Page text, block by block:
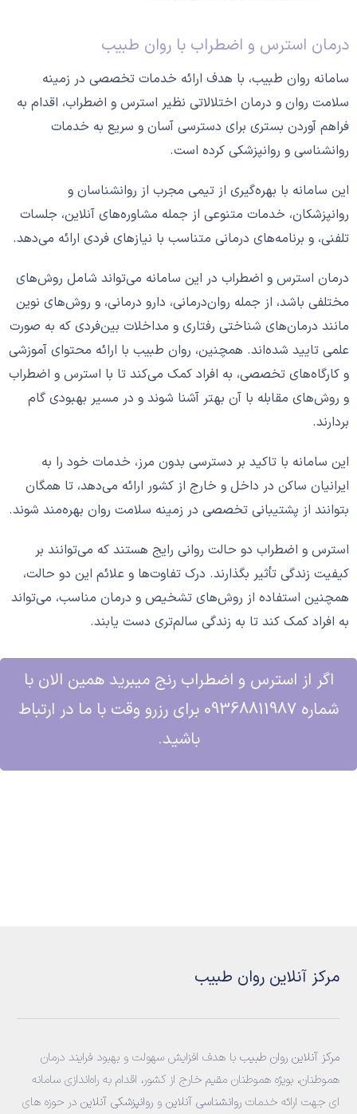
درمان استرس و اضطراب با روان طبیب
سامانه روان طبیب، با هدف ارائه خدمات تخصصی در زمینه
سلامت روان و درمان اختلالاتی نظیر استرس و اضطراب، اقدام به
فراهم آوردن بستری برای دسترسی آسان و سریع به خدمات
روانشناسی و روانپزشکی کرده است.
این سامانه با بهره‌گیری از تیمی مجرب از روانشناسان و
روانپزشکان، خدمات متنوعی از جمله مشاوره‌های آنلاین، جلسات
تلفنی، و برنامه‌های درمانی متناسب با نیازهای فردی ارائه می‌دهد.
درمان استرس و اضطراب در این سامانه می‌تواند شامل روش‌های
مختلفی باشد، از جمله روان‌درمانی، دارو درمانی، و روش‌های نوین
مانند درمان‌های شناختی رفتاری و مداخلات بین‌فردی که به صورت
علمی تایید شده‌اند. همچنین، روان طبیب با ارائه محتوای آموزشی
و کارگاه‌های تخصصی، به افراد کمک می‌کند تا با استرس و اضطراب
و روش‌های مقابله با آن بهتر آشنا شوند و در مسیر بهبودی گام
بردارند.
این سامانه با تاکید بر دسترسی بدون مرز، خدمات خود را به
ایرانیان ساکن در داخل و خارج از کشور ارائه می‌دهد، تا همگان
بتوانند از پشتیبانی تخصصی در زمینه سلامت روان بهره‌مند شوند.
استرس و اضطراب دو حالت روانی رایج هستند که می‌توانند بر
کیفیت زندگی تأثیر بگذارند. درک تفاوت‌ها و علائم این دو حالت،
همچنین استفاده از روش‌های تشخیص و درمان مناسب، می‌تواند
به افراد کمک کند تا به زندگی سالم‌تری دست یابند.
اگر از استرس و اضطراب رنج میبرید همین الان با
شماره 09368811987 برای رزرو وقت با ما در ارتباط
باشید.
مرکز آنلاین روان طبیب
مرکز آنلاین روان طبیب با هدف افزایش سهولت و بهبود فرایند درمان
هموطنان، بویژه هموطنان مقیم خارج از کشور، اقدام به راه‌اندازی سامانه‌
ای جهت ارائه خدماتروانشناسی آنلاین وروانپزشکی آنلاین در حوزه های